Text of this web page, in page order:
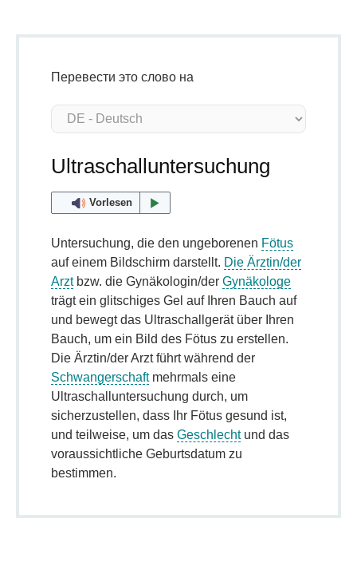
Перевести это слово на
Ultraschalluntersuchung
Vorlesen
Untersuchung, die den ungeborenen Fötus
auf einem Bildschirm darstellt. Die Ärztin/der
Arztbzw. die Gynäkologin/der Gynäkologe
trägt ein glitschiges Gel auf Ihren Bauch auf
und bewegt das Ultraschallgerät über Ihren
Bauch, um ein Bild des Fötus zu erstellen.
Die Ärztin/der Arzt führt während der
Schwangerschaftmehrmals eine
Ultraschalluntersuchung durch, um
sicherzustellen, dass Ihr Fötus gesund ist,
und teilweise, um das Geschlechtund das
voraussichtliche Geburtsdatum zu
bestimmen.